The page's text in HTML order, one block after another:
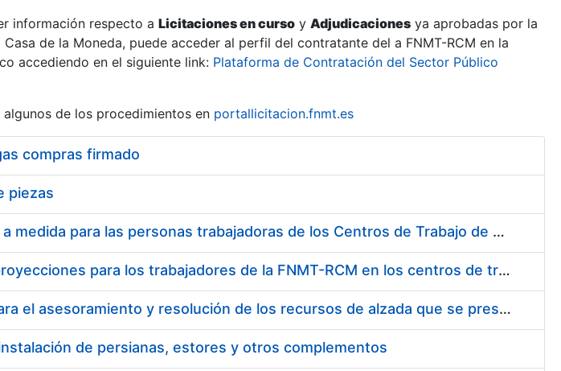
información respecto a Licitaciones en curso y Adjudicaciones ya aprobadas por la
de la Moneda, puede acceder al perfil del contratante del a FNMT-RCM en la
accediendo en el siguiente link: Plataforma de Contratación del Sector Público
de los procedimientos en portallicitacion.fnmt.es
compras firmado
piezas
Suministro de Protectores Auditivos a medida para las personas trabajadoras de los Centros de Trabajo de Madrid y Burgos
Suministro de gafas graduadas antiproyecciones para los trabajadores de la FNMT-RCM en los centros de trabajo de Madrid y Burgos
Servicios de una empresa externa para el asesoramiento y resolución de los recursos de alzada que se presentan relacionados con procesos de selección para la FNMT-RCM
de persianas, estores y otros complementos